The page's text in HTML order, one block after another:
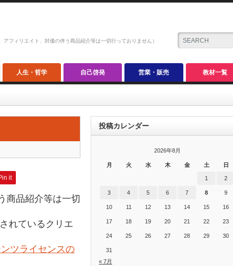
フィリエイト、対価の伴う商品紹介等は一切行っておりません）
人生・哲学 自己啓発 営業・販売 教材一覧
it
商品紹介等は一切
れているクリエ
ンツライセンスの
投稿カレンダー
2026年8月
月 火 水 木 金 土 日
1 2
3 4 5 6 7 8 9
10 11 12 13 14 15 16
17 18 19 20 21 22 23
24 25 26 27 28 29 30
31
« 7月